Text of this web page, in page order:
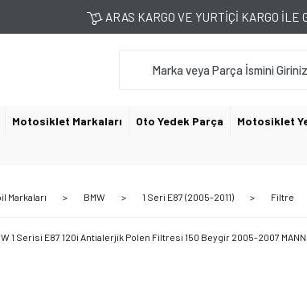
ARAS KARGO VE YURTİÇİ KARGO
Motosiklet Markaları Oto Yedek Parça Motosiklet
Markaları BMW 1 Seri E87 (2005-2011) Filtre